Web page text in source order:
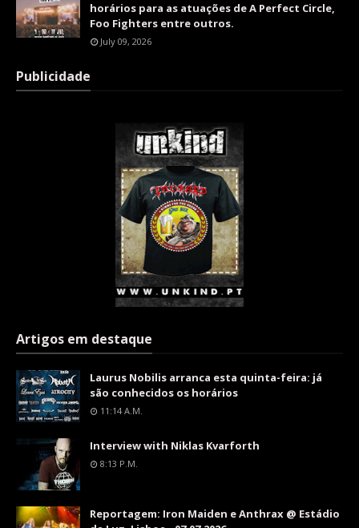
horários para as atuações de A Perfect Circle,
Foo Fighters entre outros.
July 09, 2026
Publicidade
Artigos em destaque
Laurus Nobilis arranca esta quinta-feira: já
são conhecidos os horários
11:14 A.m.
Interview with Niklas Kvarforth
8:13 P.m.
Reportagem: Iron Maiden e Anthrax @ Estádio